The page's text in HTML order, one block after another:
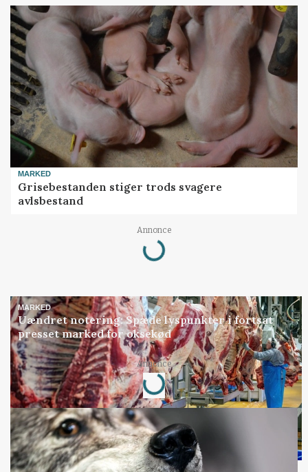
MARKED
Grisebestanden stiger trods svagere
avlsbestand
Annonce
Loading...
MARKED
Uændret notering: Spæde lyspunkter i fortsat
presset marked for oksekød
Annonce
Loading...